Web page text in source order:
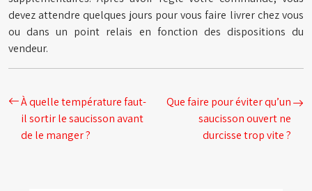
devez attendre quelques jours pour vous faire livrer chez vous
ou dans un point relais en fonction des dispositions du
vendeur.
À quelle température faut-
il sortir le saucisson avant
de le manger ?
Que faire pour éviter qu’un
saucisson ouvert ne
durcisse trop vite ?